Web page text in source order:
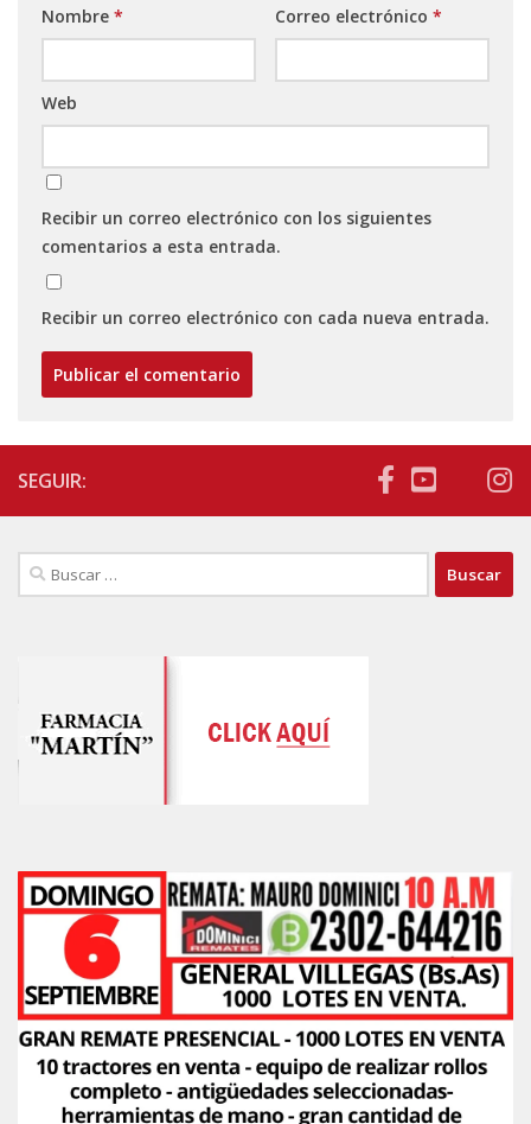
Nombre * Correo electrónico *
Web
Recibir un correo electrónico con los siguientes
comentarios a esta entrada.
Recibir un correo electrónico con cada nueva entrada.
SEGUIR:
Buscar: